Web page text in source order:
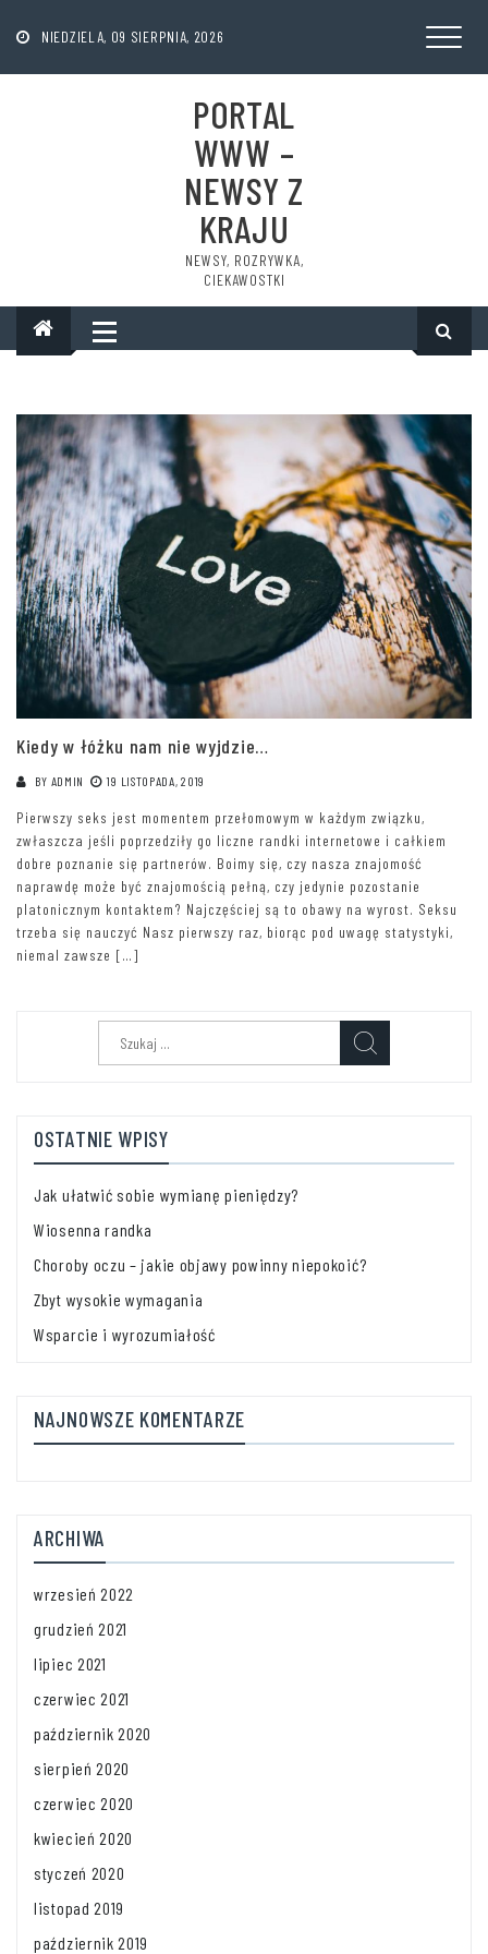
contentNIEDZIELA, 09 SIERPNIA, 2026
PORTAL
WWW –
NEWSY Z
KRAJU
NEWSY, ROZRYWKA,
CIEKAWOSTKI
Kiedy w łóżku nam nie wyjdzie…
BY ADMIN 19 LISTOPADA, 2019
Pierwszy seks jest momentem przełomowym w każdym związku,
zwłaszcza jeśli poprzedziły go liczne randki internetowe i całkiem
dobre poznanie się partnerów. Boimy się, czy nasza znajomość
naprawdę może być znajomością pełną, czy jedynie pozostanie
platonicznym kontaktem? Najczęściej są to obawy na wyrost. Seksu
trzeba się nauczyć Nasz pierwszy raz, biorąc pod uwagę statystyki,
niemal zawsze […]
OSTATNIE WPISY
Jak ułatwić sobie wymianę pieniędzy?
Wiosenna randka
Choroby oczu – jakie objawy powinny niepokoić?
Zbyt wysokie wymagania
Wsparcie i wyrozumiałość
NAJNOWSZE KOMENTARZE
ARCHIWA
wrzesień 2022
grudzień 2021
lipiec 2021
czerwiec 2021
październik 2020
sierpień 2020
czerwiec 2020
kwiecień 2020
styczeń 2020
listopad 2019
październik 2019